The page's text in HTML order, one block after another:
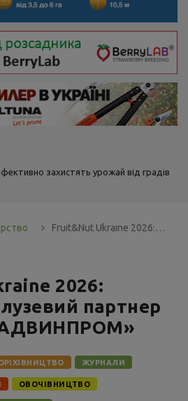
захистять урожай від градів
Fruit&Nut Ukraine 2026:…
2026:
партнер
ЖУРНАЛИ
ОВОЧІВНИЦТВО